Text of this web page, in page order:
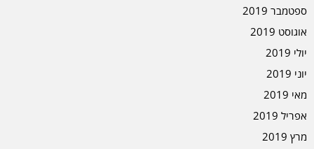
ספטמבר 2019
אוגוסט 2019
יולי 2019
יוני 2019
מאי 2019
אפריל 2019
מרץ 2019